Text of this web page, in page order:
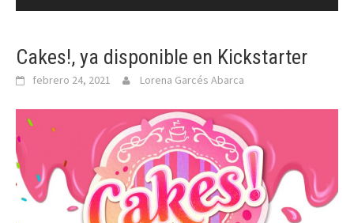
Cakes!, ya disponible en Kickstarter
febrero 24, 2021 Lorena Garcés Abarca